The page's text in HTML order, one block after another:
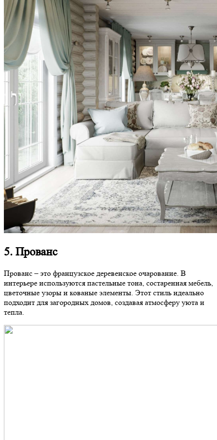
5. Прованс
Прованс – это французское деревенское очарование. В
интерьере используются пастельные тона, состаренная мебель,
цветочные узоры и кованые элементы. Этот стиль идеально
подходит для загородных домов, создавая атмосферу уюта и
тепла.